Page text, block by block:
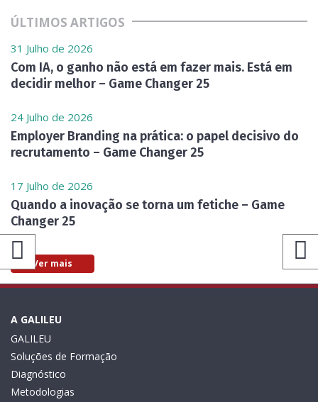
ÚLTIMOS ARTIGOS
31 Julho de 2026
Com IA, o ganho não está em fazer mais. Está em
decidir melhor – Game Changer 25
24 Julho de 2026
Employer Branding na prática: o papel decisivo do
recrutamento – Game Changer 25
17 Julho de 2026
Quando a inovação se torna um fetiche – Game
Changer 25
Ver mais
A GALILEU
GALILEU
Soluções de Formação
Diagnóstico
Metodologias